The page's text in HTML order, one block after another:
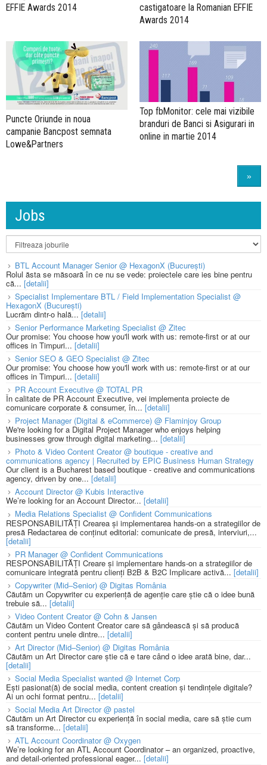
EFFIE Awards 2014
castigatoare la Romanian EFFIE
Awards 2014
Puncte Oriunde in noua
campanie Bancpost semnata
Lowe&Partners
Top fbMonitor: cele mai vizibile
branduri de Banci si Asigurari in
online in martie 2014
»
Jobs
BTL Account Manager Senior @ HexagonX (București)
Rolul ăsta se măsoară în ce nu se vede: proiectele care ies bine pentru
că... [detalii]
Specialist Implementare BTL / Field Implementation Specialist @
HexagonX (București)
Lucrăm dintr-o hală...[detalii]
Senior Performance Marketing Specialist @ Zitec
Our promise: You choose how you'll work with us: remote-first or at our
offices in Timpuri... [detalii]
Senior SEO & GEO Specialist @ Zitec
Our promise: You choose how you'll work with us: remote-first or at our
offices in Timpuri... [detalii]
PR Account Executive @ TOTAL PR
În calitate de PR Account Executive, vei implementa proiecte de
comunicare corporate & consumer, în... [detalii]
Project Manager (Digital & eCommerce) @ Flaminjoy Group
We're looking for a Digital Project Manager who enjoys helping
businesses grow through digital marketing... [detalii]
Photo & Video Content Creator @ boutique - creative and
communications agency | Recruited by EPIC Business Human Strategy
Our client is a Bucharest based boutique - creative and communications
agency, driven by one... [detalii]
Account Director @ Kubis Interactive
We’re looking for an Account Director... [detalii]
Media Relations Specialist @ Confident Communications
RESPONSABILITĂȚI Crearea și implementarea hands-on a strategiilor de
presă Redactarea de conținut editorial: comunicate de presă, interviuri,...
[detalii]
PR Manager @ Confident Communications
RESPONSABILITĂȚI Creare și implementare hands-on a strategiilor de
comunicare integrată pentru clienți B2B & B2C Implicare activă... [detalii]
Copywriter (Mid–Senior) @ Digitas România
Căutăm un Copywriter cu experiență de agenție care știe că o idee bună
trebuie să... [detalii]
Video Content Creator @ Cohn & Jansen
Căutăm un Video Content Creator care să gândească și să producă
content pentru unele dintre... [detalii]
Art Director (Mid–Senior) @ Digitas România
Căutăm un Art Director care știe că e tare când o idee arată bine, dar...
[detalii]
Social Media Specialist wanted @ Internet Corp
Ești pasionat(ă) de social media, content creation și tendințele digitale?
Ai un ochi format pentru... [detalii]
Social Media Art Director @ pastel
Căutăm un Art Director cu experiență în social media, care să știe cum
să transforme... [detalii]
ATL Account Coordinator @ Oxygen
We’re looking for an ATL Account Coordinator – an organized, proactive,
and detail-oriented professional eager... [detalii]